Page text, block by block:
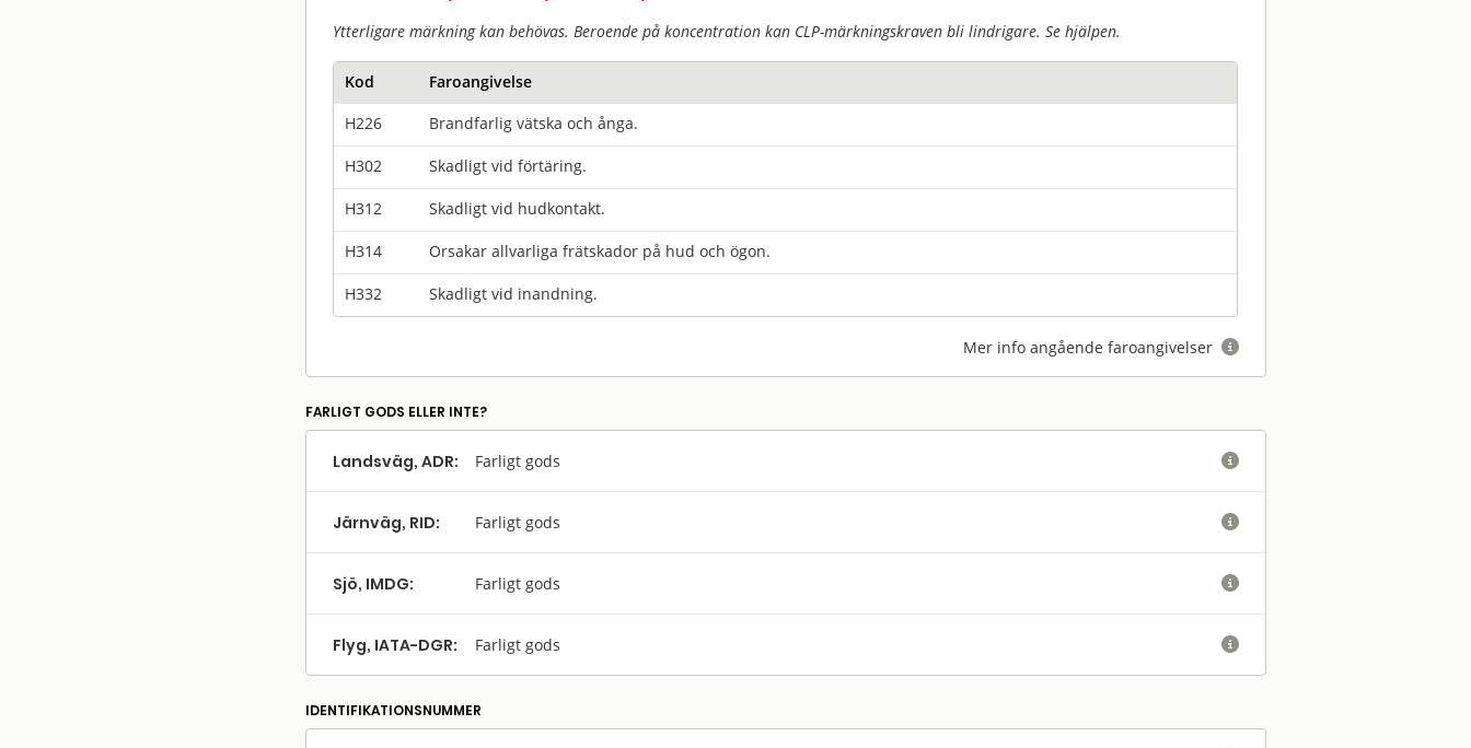
Ytterligare märkning kan behövas. Beroende på koncentration kan CLP-märkningskraven bli lindrigare. Se hjälpen.
Kod
Faroangivelse
H226
Brandfarlig vätska och ånga.
H302 Skadligt vid förtäring.
H312 Skadligt vid hudkontakt.
H314 Orsakar allvarliga frätskador på hud och ögon.
H332 Skadligt vid inandning.
Mer info angående faroangivelser 
FARLIGT GODS ELLER INTE?
Landsväg, ADR: Farligt gods 
Järnväg, RID: Farligt gods 
Sjö, IMDG: Farligt gods 
Flyg, IATA-DGR: Farligt gods 
IDENTIFIKATIONSNUMMER